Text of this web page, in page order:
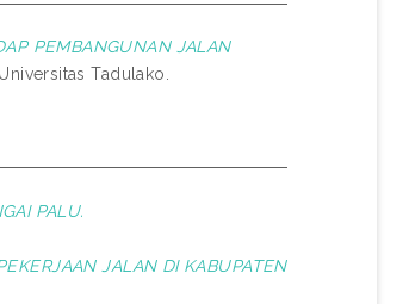
PEMBANGUNAN JALAN
Tadulako.
PALU.
JALAN DI KABUPATEN